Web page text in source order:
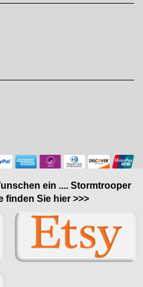
ein .... Stormtrooper
finden Sie hier >>>